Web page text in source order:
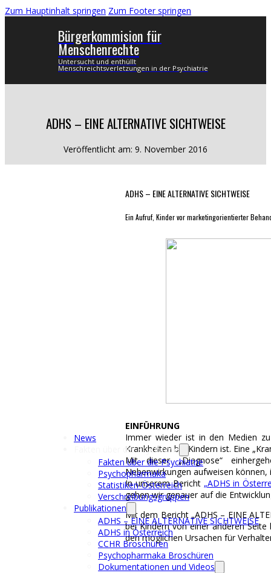
Zum Hauptinhalt springen Zum Footer springen
Bürgerkommision für
Menschenrechte
Untersucht und enthüllt
Menschreichtsverletzungen in der Psychiatrie
News
Fakten über die Psychiatrie
Fakten über die Psychiatrie
Psychopharmaka
Statistiken-Österreich
Verschreibungsgruppen
Publikationen
ADHS – EINE ALTERNATIVE SICHTWEISE
ADHS in Österreich
CCHR Broschüren
Psychopharmaka Broschüren
Dokumentationen und Videos
ADHS – EINE ALTERNATIVE SICHTWEISE
Veröffentlicht am: 9. November 2016
ADHS – EINE ALTERNATIVE SICHTWEISE
Ein Aufruf, Kinder vor marketingorientierter
EINFÜHRUNG
Immer wieder ist in den Medien
Krankheiten bei Kindern ist. Eine
Mit dieser „Diagnose“
Nebenwirkungen aufweisen
In unserem Bericht „ADHS in
gehen wir genauer auf die
Mit dem Bericht „ADHS – EINE
bei Kindern von einer anderen
den möglichen Ursachen für